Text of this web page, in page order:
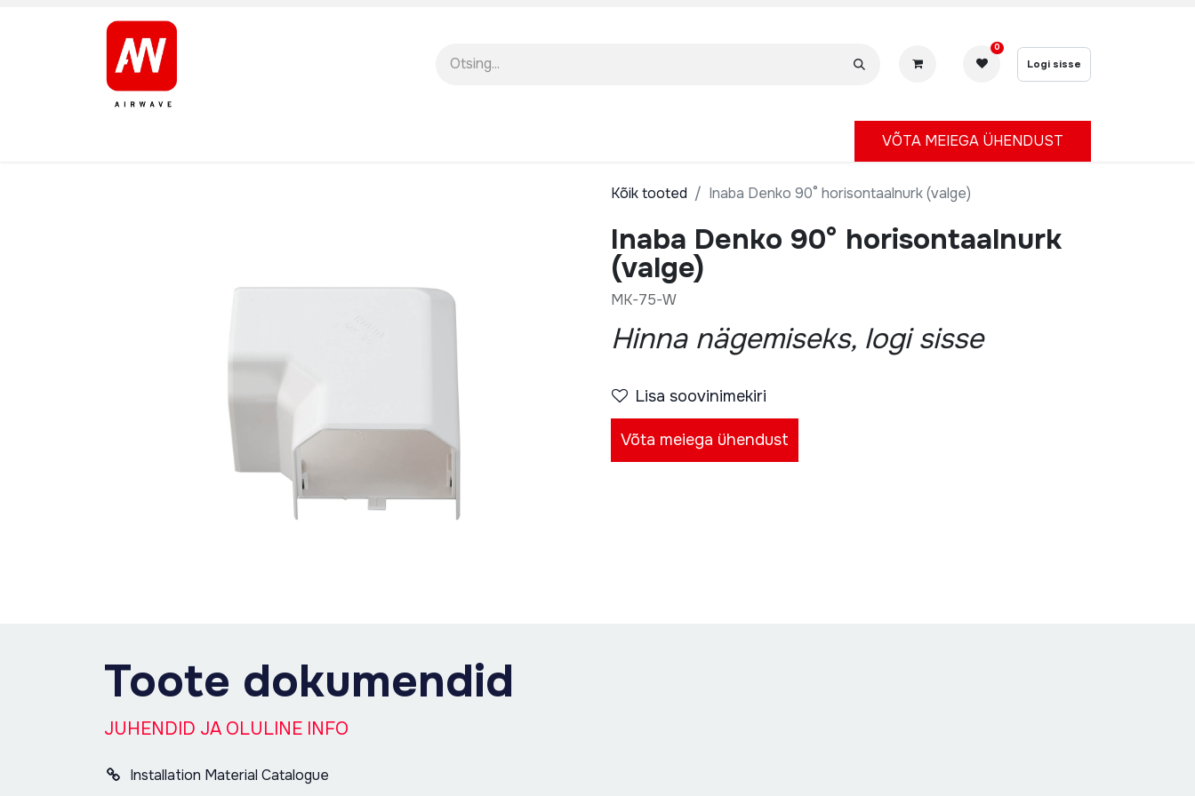
0
Logi sisse
VÕTA MEIEGA ÜHENDUST
Kõik tooted Inaba Denko 90° horisontaalnurk (valge)
Inaba Denko 90° horisontaalnurk
(valge)
MK-75-W
Hinna nägemiseks, logi sisse
Lisa soovinimekiri
Võta meiega ühendust
Toote dokumendid
JUHENDID JA OLULINE INFO
Installation Material Catalogue